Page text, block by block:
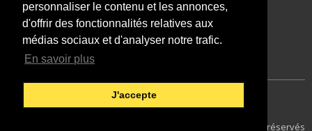
personnaliser le contenu et les annonces,
d'offrir des fonctionnalités relatives aux
médias sociaux et d'analyser notre trafic.
En savoir plus
J'accepte
Conditions générales d’utilisation
Nous contacter
Conditions générales de vente
Mentions légales
© 2014 SEFA EVENT - Tous droits réservés